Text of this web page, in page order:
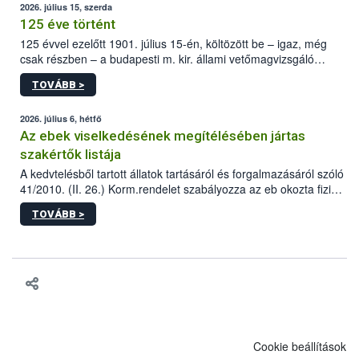
2026. július 15, szerda
125 éve történt
125 évvel ezelőtt 1901. július 15-én, költözött be – igaz, még
csak részben – a budapesti m. kir. állami vetőmagvizsgáló
állomás a Kis Rókus utca 15. szám alatti, Czigler Győző által
tervezett új épületébe.
TOVÁBB >
2026. július 6, hétfő
Az ebek viselkedésének megítélésében jártas
szakértők listája
A kedvtelésből tartott állatok tartásáról és forgalmazásáról szóló
41/2010. (II. 26.) Korm.rendelet szabályozza az eb okozta fizikai
sérülés, illetve ennek veszélye keletkezésekor felmerülő
hatósági feladatokat, valamint a veszélyes eb tartását és annak
TOVÁBB >
Cookie beállítások